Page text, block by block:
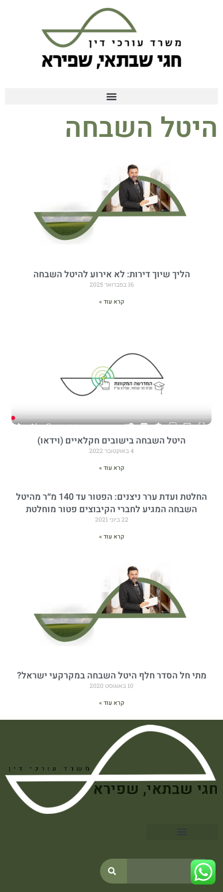
היטל השבחה
הליך שיוך דירות: לא אירוע להיטל השבחה
16 בפברואר 2025
קרא עוד »
היטל השבחה בישובים חקלאיים (וידאו)
4 באוקטובר 2022
קרא עוד »
החלטת ועדת ערר ניצנים: הפטור עד 140 מ״ר מהיטל
השבחה המגיע לחברי הקיבוצים פטור מוחלטת
22 ביוני 2021
קרא עוד »
מתי חל הסדר חלף היטל השבחה במקרקעי ישראל?
10 באוגוסט 2020
קרא עוד »